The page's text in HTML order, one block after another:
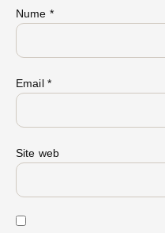
Nume *
Email *
Site web